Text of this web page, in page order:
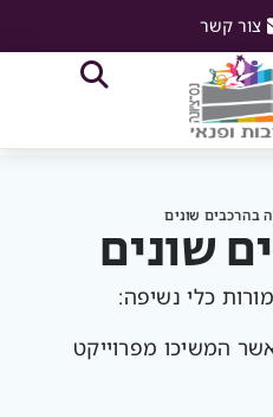
צור קשר
בהרכבים שונים
שונים
המשיכו מפרוייקט